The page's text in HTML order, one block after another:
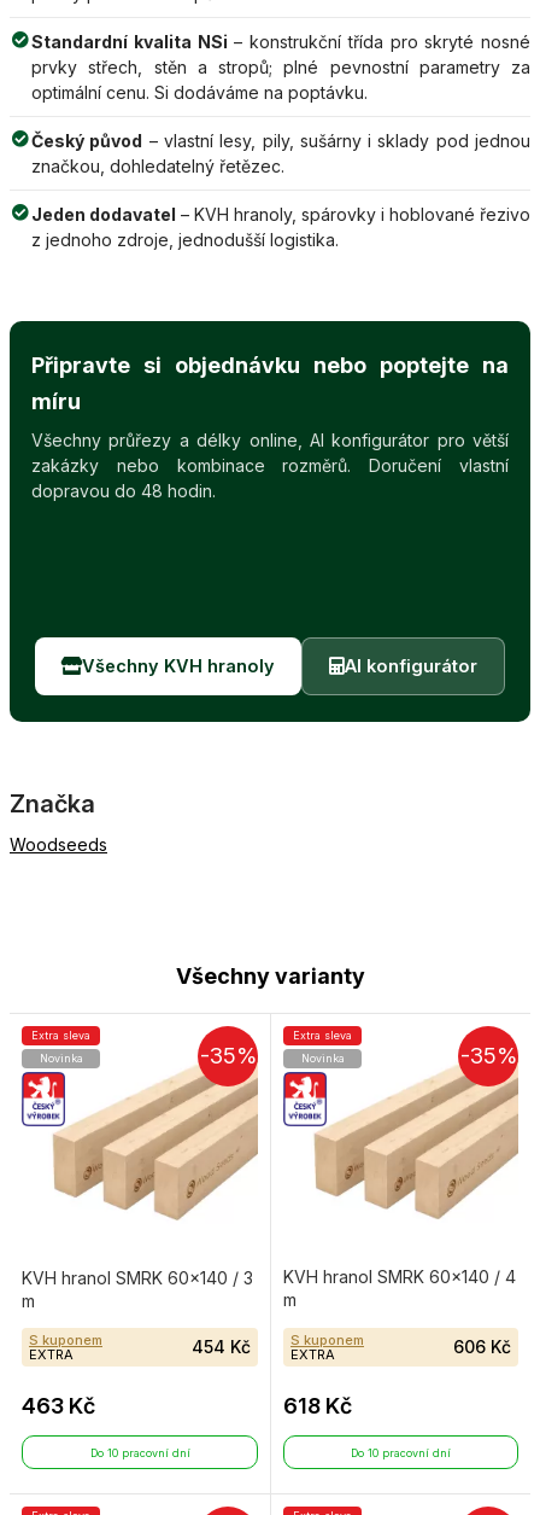
Standardní kvalita NSi – konstrukční třída pro skryté nosné
prvky střech, stěn a stropů; plné pevnostní parametry za
optimální cenu. Si dodáváme na poptávku.
Český původ – vlastní lesy, pily, sušárny i sklady pod jednou
značkou, dohledatelný řetězec.
Jeden dodavatel – KVH hranoly, spárovky i hoblované řezivo
z jednoho zdroje, jednodušší logistika.
Připravte si objednávku nebo poptejte na
míru
Všechny průřezy a délky online, AI konfigurátor pro větší
zakázky nebo kombinace rozměrů. Doručení vlastní
dopravou do 48 hodin.
Všechny KVH hranoly AI konfigurátor
Značka
Woodseeds
Všechny varianty
-35%
Extra sleva
Novinka
KVH hranol SMRK 60×140 / 3
m
S kuponem
EXTRA
454 Kč
463 Kč
Do 10 pracovní dní
-35%
Extra sleva
Novinka
KVH hranol SMRK 60×140 / 4
m
S kuponem
EXTRA
606 Kč
618 Kč
Do 10 pracovní dní